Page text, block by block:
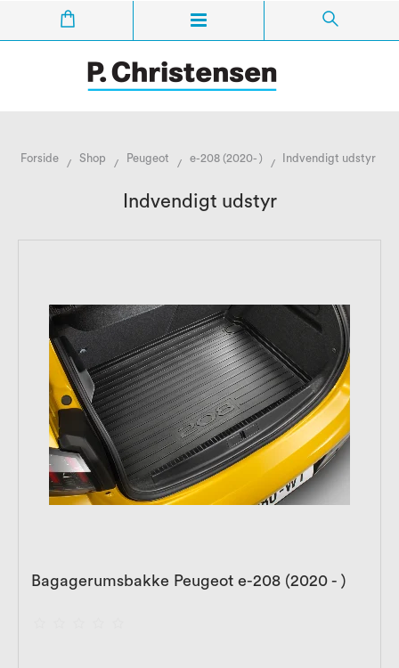
Forside / Shop / Peugeot / e-208 (2020- ) / Indvendigt udstyr
Indvendigt udstyr
Bagagerumsbakke Peugeot e-208 (2020 - )